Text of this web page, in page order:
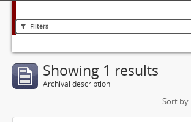
Filters
Showing 1 results
Archival description
Sort by: